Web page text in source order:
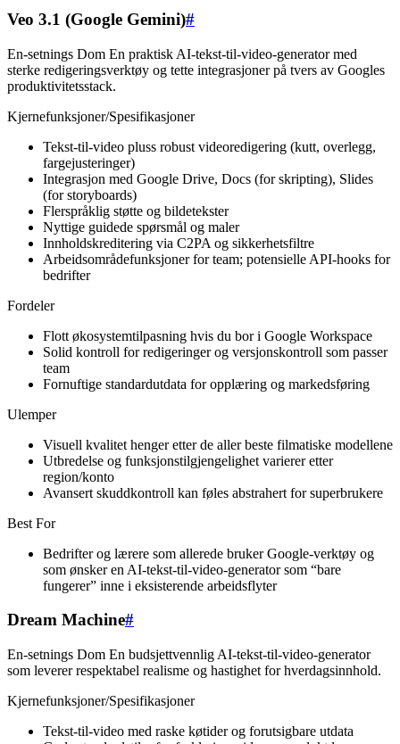
Veo 3.1 (Google Gemini)#
En-setnings Dom En praktisk AI-tekst-til-video-generator med
sterke redigeringsverktøy og tette integrasjoner på tvers av Googles
produktivitetsstack.
Kjernefunksjoner/Spesifikasjoner
Tekst-til-video pluss robust videoredigering (kutt, overlegg,
fargejusteringer)
Integrasjon med Google Drive, Docs (for skripting), Slides
(for storyboards)
Flerspråklig støtte og bildetekster
Nyttige guidede spørsmål og maler
Innholdskreditering via C2PA og sikkerhetsfiltre
Arbeidsområdefunksjoner for team; potensielle API-hooks for
bedrifter
Fordeler
Flott økosystemtilpasning hvis du bor i Google Workspace
Solid kontroll for redigeringer og versjonskontroll som passer
team
Fornuftige standardutdata for opplæring og markedsføring
Ulemper
Visuell kvalitet henger etter de aller beste filmatiske modellene
Utbredelse og funksjonstilgjengelighet varierer etter
region/konto
Avansert skuddkontroll kan føles abstrahert for superbrukere
Best For
Bedrifter og lærere som allerede bruker Google-verktøy og
som ønsker en AI-tekst-til-video-generator som “bare
fungerer” inne i eksisterende arbeidsflyter
Dream Machine#
En-setnings Dom En budsjettvennlig AI-tekst-til-video-generator
som leverer respektabel realisme og hastighet for hverdagsinnhold.
Kjernefunksjoner/Spesifikasjoner
Tekst-til-video med raske køtider og forutsigbare utdata